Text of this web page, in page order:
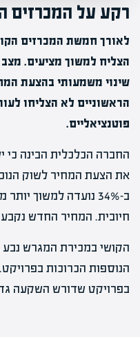
רקע על המכרזים
לאורך חמשת המכרזים
הצליח למשוך מציעים.
שינוי משמעותי בהצעת
הראשוניים לא הצליחו
פוטנציאליים.
החברה הכלכלית הבינה
את הצעת המחיר לשוק
ב-34% נועדה למשוך
חיובית. המחיר החדש נקבע ל-33 מיליון
הקושי במכירת המגרש נבע
הנוספות הכרוכות
בפרויקט שדורש השקעה